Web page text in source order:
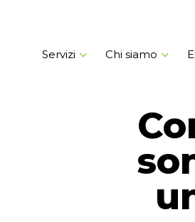
Servizi Chi siamo